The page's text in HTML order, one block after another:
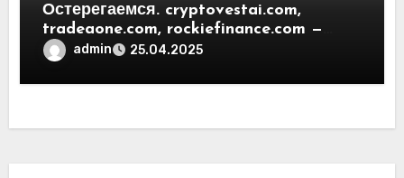
Остерегаемся. cryptovestai.com,
tradeaone.com, rockiefinance.com —
обзор новых платформ для
трейдинга. Отзывы пользователей
admin 25.04.2025